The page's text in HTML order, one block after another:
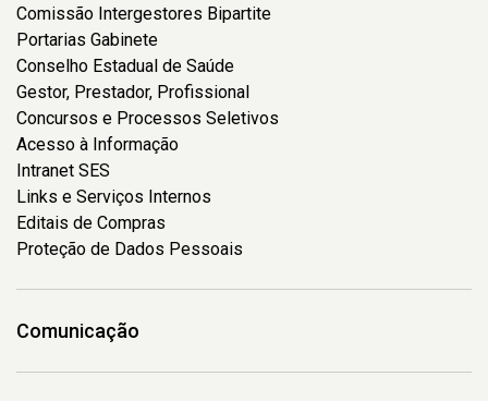
Comissão Intergestores Bipartite
Portarias Gabinete
Conselho Estadual de Saúde
Gestor, Prestador, Profissional
Concursos e Processos Seletivos
Acesso à Informação
Intranet SES
Links e Serviços Internos
Editais de Compras
Proteção de Dados Pessoais
Comunicação